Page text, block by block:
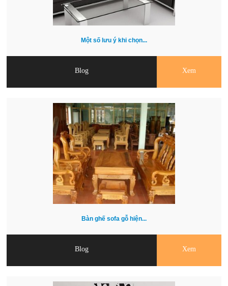
Một số lưu ý khi chọn...
Blog Xem
Bàn ghế sofa gỗ hiện...
Blog Xem